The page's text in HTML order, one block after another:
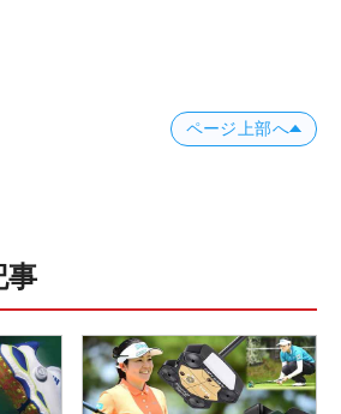
ページ上部へ